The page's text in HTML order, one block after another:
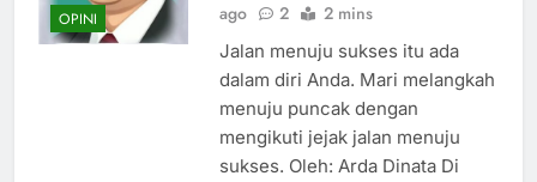
OPINI
ago
2 2 mins
Jalan menuju sukses itu ada
dalam diri Anda. Mari melangkah
menuju puncak dengan
mengikuti jejak jalan menuju
sukses. Oleh: Arda Dinata Di